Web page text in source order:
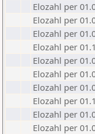
Elozahl per
Elozahl per
Elozahl per
Elozahl per
Elozahl per
Elozahl per
Elozahl per
Elozahl per
Elozahl per
Elozahl per